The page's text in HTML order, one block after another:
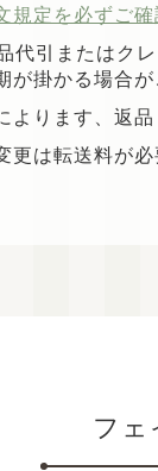
定を必ずご確
代引またはク
が掛かる場合
よります、返
更は転送料が
フェ